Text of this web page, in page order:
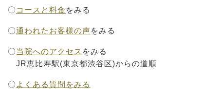
〇 コースと料金 をみる
〇通われたお客様の声をみる
〇当院へのアクセス をみる
JR恵比寿駅(東京都渋谷区)からの道順
〇 よくある質問をみる